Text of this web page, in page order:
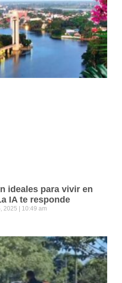
ideales para vivir en
IA te responde
2025 10:49 am